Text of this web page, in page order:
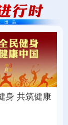
教育
体育
军事
政务
身 共筑健康